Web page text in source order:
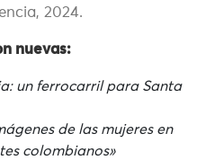
2024.
nuevas:
un ferrocarril para Santa
de las mujeres en
colombianos»